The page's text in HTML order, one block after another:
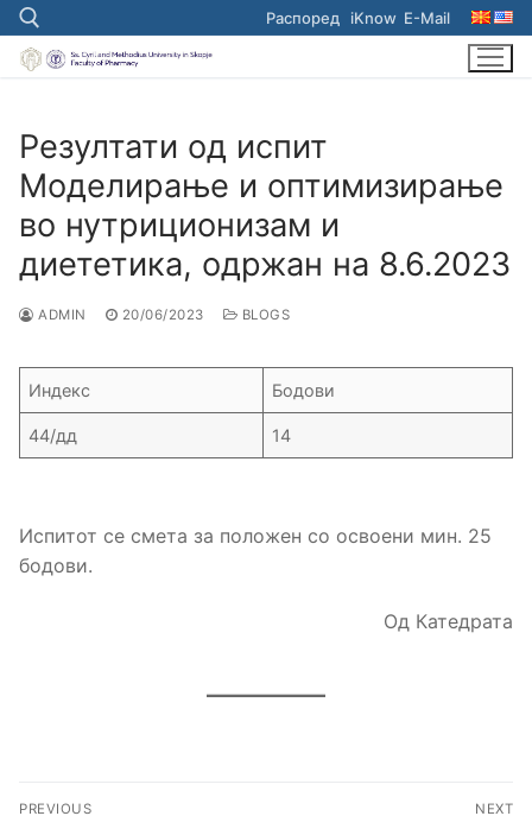
Skip
to
content
Распоред iKnow E-Mail
Резултати од испит
Моделирање и оптимизирање
во нутриционизам и
диететика, одржан на 8.6.2023
ADMIN 20/06/2023 BLOGS
Индекс Бодови
44/дд 14
Испитот се смета за положен со освоени мин. 25
бодови.
Од Катедрата
Навигација
PREVIOUS NEXT